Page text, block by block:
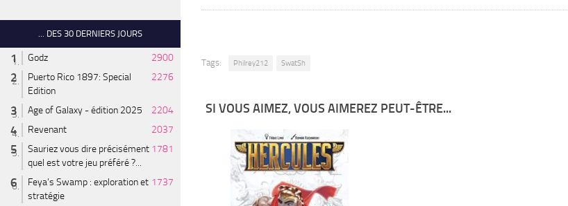
Tags: Philrey212 SwatSh
SI VOUS AIMEZ, VOUS AIMEREZ PEUT-ÊTRE...
... DES 30 DERNIERS JOURS
Godz
2900
Puerto Rico 1897: Special
Edition
2276
Age of Galaxy - édition 2025
2204
Revenant
2037
Sauriez vous dire précisément
quel est votre jeu préféré ?...
1781
Feya’s Swamp : exploration et
stratégie
1737